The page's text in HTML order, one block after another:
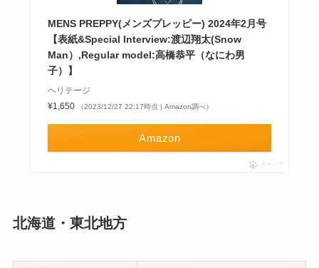
MENS PREPPY(メンズプレッピー) 2024年2月号
【表紙&Special Interview:渡辺翔太(Snow
Man）,Regular model:高橋恭平（なにわ男
子）】
ヘリテージ
¥1,650
（2023/12/27 22:17時点 | Amazon調べ）
Amazon
ポチップ
北海道・東北地方